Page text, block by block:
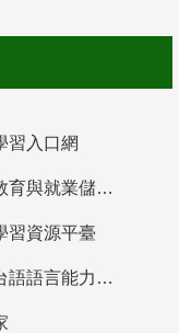
習入口網
青年教育與就業儲蓄帳戶
習資源平臺
臺灣台語語言能力認證網站